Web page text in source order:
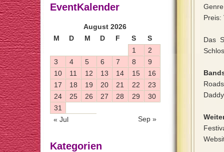
Preis:
Das
EventKalender
August 2026
M
D M D F S S
« Jul Sep »
1
2
3
4 5 6 7 8
9
10
11 12 13 14 15
16
17
18 19 20 21 22
23
24
25 26 27 28 29
30
31
Kategorien